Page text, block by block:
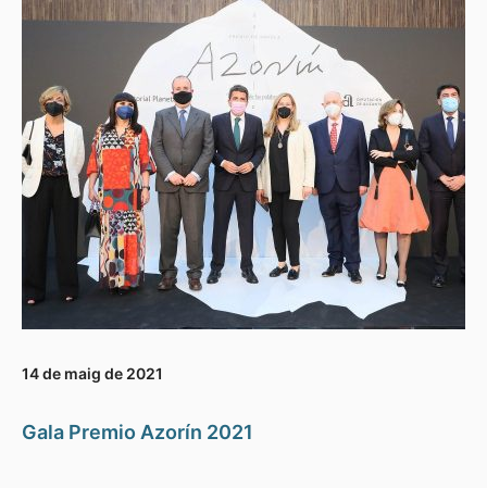
14 de maig de 2021
Gala Premio Azorín 2021